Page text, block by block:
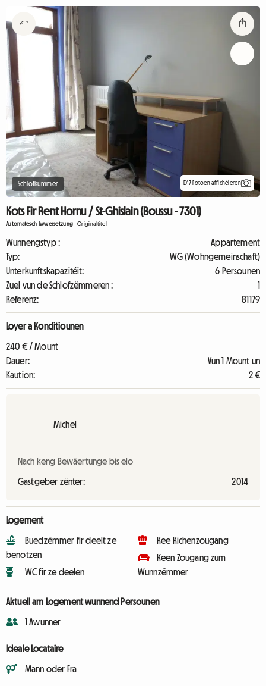
Schlofkummer D'7 Fotoen affichéieren
Kots Fir Rent Hornu / St-Ghislain (Boussu - 7301)
Automatesch Iwwersetzung -Originaltitel
Wunnengstyp :
Appartement
Typ:
WG (Wohngemeinschaft)
Unterkunftskapazitéit:
6 Persounen
Zuel vun de Schlofzëmmeren :
1
Referenz:
81179
Loyer a Konditiounen
240 € / Mount
Dauer:
Vun 1 Mount un
Kaution:
2 €
Michel
Nach keng Bewäertunge bis elo
Gastgeber zënter: 2014
Logement
Buedzëmmer fir deelt ze
benotzen
WC fir ze deelen
Kee Kichenzougang
Keen Zougang zum
Wunnzëmmer
Aktuell am Logement wunnend Persounen
1 Awunner
Ideale Locataire
Mann oder Fra